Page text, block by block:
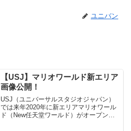
ユニバン
【USJ】マリオワールド新エリア
画像公開！
USJ（ユニバーサルスタジオジャパン）
では来年2020年に新エリアマリオワール
ド（New任天堂ワールド）がオープンし